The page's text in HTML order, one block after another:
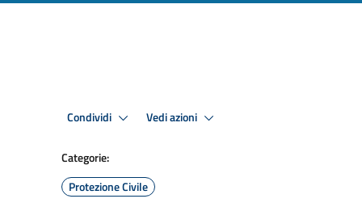
Condividi Vedi azioni
Categorie:
Protezione Civile